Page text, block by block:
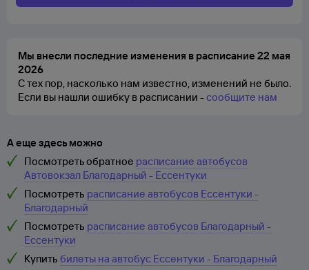
Мы внесли последние изменения в расписание 22 мая
2026
С тех пор, насколько нам известно, изменений не было.
Если вы нашли ошибку в расписании -сообщите нам
А еще здесь можно
Посмотреть обратное расписание автобусов
Автовокзал Благодарный - Ессентуки
Посмотреть расписание автобусов Ессентуки -
Благодарный
Посмотреть расписание автобусов Благодарный -
Ессентуки
Купить билеты на автобус Ессентуки - Благодарный